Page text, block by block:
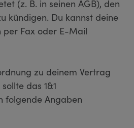
(z. B. in seinen AGB), den
kündigen. Du kannst deine
per Fax oder E-Mail
zu deinem Vertrag
das 1&1
folgende Angaben